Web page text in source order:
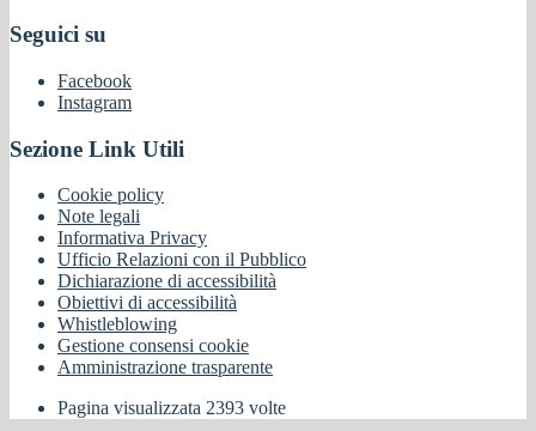
Seguici su
Facebook
Instagram
Sezione Link Utili
Cookie policy
Note legali
Informativa Privacy
Ufficio Relazioni con il Pubblico
Dichiarazione di accessibilità
Obiettivi di accessibilità
Whistleblowing
Gestione consensi cookie
Amministrazione trasparente
Pagina visualizzata 2393 volte